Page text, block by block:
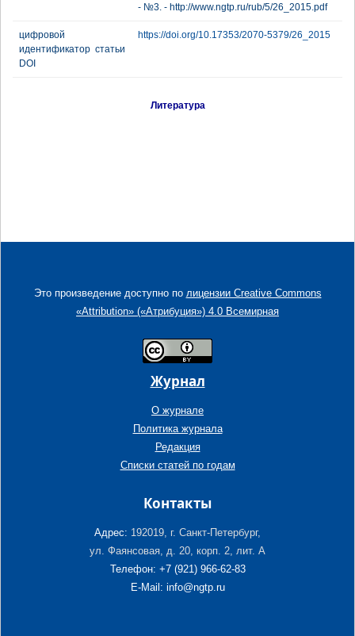
- №3. - http://www.ngtp.ru/rub/5/26_2015.pdf
цифровой
идентификатор статьи
DOI
https://doi.org/10.17353/2070-5379/26_2015
Литература
Это произведение доступно по лицензии Creative Commons
«Attribution» («Атрибуция») 4.0 Всемирная
Журнал
О журнале
Политика журнала
Редакция
Списки статей по годам
Контакты
Адрес: 192019, г. Санкт-Петербург,
ул. Фаянсовая, д. 20, корп. 2, лит. А
Телефон: +7 (921) 966-62-83
E-Mail: info@ngtp.ru